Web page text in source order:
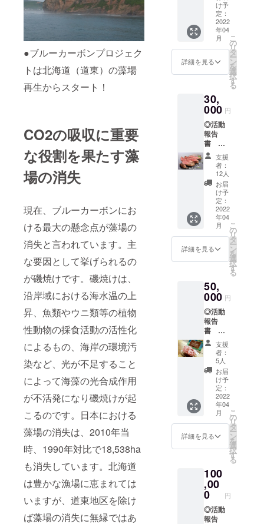
●ブルーカーボンプロジェク
トは北海道（道東）の藻場
再生からスタート！
CO2の吸収に重要
な役割を果たす藻
場の消失
現在、ブルーカーボンにお
ける最大の懸念点が藻場の
消失と言われています。主
な要因として挙げられるの
が磯焼けです。磯焼けは、
沿岸域における海水温の上
昇、魚類やウニ類等の植物
性動物の採食活動の活性化
によるもの、海岸の環境汚
染など、光が不足すること
によって海藻の光合成作用
が不活発になり磯焼けが起
こるのです。日本における
藻場の消失は、2010年当
時、1990年対比で18,538ha
も消失しています。北海道
は豊かな漁場に恵まれては
いますが、道東地区を除け
ば藻場の消失に無縁ではあ
（約150店
舗）、中国
では「車の
（約800店
舗）を展
の「タイヤ
小売り店づ
くり」を通
じて、
（株）ブリ
ヂストンが
世界的企業
へ発展した
一翼を担っ
た。
（株）ブリ
ヂストンの
北海道支店
長・東北支
に独立。
（株）ケー
ズマーケ
ティングを
設立。マー
ケティン
グ・経営戦
略構築など
ティング活
動を行って
いる。
特にキリン
生堂・ハー
レーダビッ
トソン等に
大手企業の
料：昆
布（北
海道
産）、
松の
実、醤
油、小
（北海
道
産）、
梅酢、
米酢、
ごま、
みり
ん、
（一部
に大
豆、小
麦含
む） ※
写真は
イメー
ジで
す。 ※
れてお
りま
す。
Ｐ程
度、
PDF
データ
をメー
ルにて
お送り
しま
す） ◎
と高級
とろろ
昆布の
贅沢ふ
りかけ
（50ｇ×
１） 名
称：ふ
りかけ
原材料
名：か
つおか
れぶし
削りぶ
し（枕
崎製
造）昆
松の
実、醤
油、小
麦、食
塩、甜
菜糖
（北海
産）、
梅巣、
米酢、
ごま、
みり
ん、
（一部
に大
豆、小
法：直
射日
光、高
温多湿
を避け
て保存
け予
定：
2022
年04
月
詳細を見る
こ
の
リ
タ
ー
ン
を
選
択
す
る
30,
000 円
◎活動
報告
書
※2023
年3月末
発行予
定 （10
Ｐ程
度、
PDF
データ
をメー
ルにて
お送り
しま
す） ◎
と高級
とろろ
昆布の
贅沢ふ
りかけ
（50ｇ×
２） 名
称：ふ
りかけ
原材料
名：か
つおか
れぶし
削りぶ
し（枕
崎製
造）昆
松の
実、醤
油、小
麦、食
塩、甜
菜糖
支援
者：
12人
お届
け予
定：
2022
年04
月
詳細を見る
こ
の
リ
タ
ー
ン
を
選
択
す
る
50,
000 円
◎活動
報告
書
※2023
年3月末
発行予
定 （10
Ｐ程
度、
PDF
データ
をメー
ルにて
お送り
しま
す） ◎
と高級
とろろ
昆布の
贅沢ふ
りかけ
（50ｇ×
支援
者：
5人
お届
け予
定：
2022
年04
月
詳細を見る
こ
の
リ
タ
ー
ン
を
選
択
す
る
100
,00
0 円
◎活動
報告